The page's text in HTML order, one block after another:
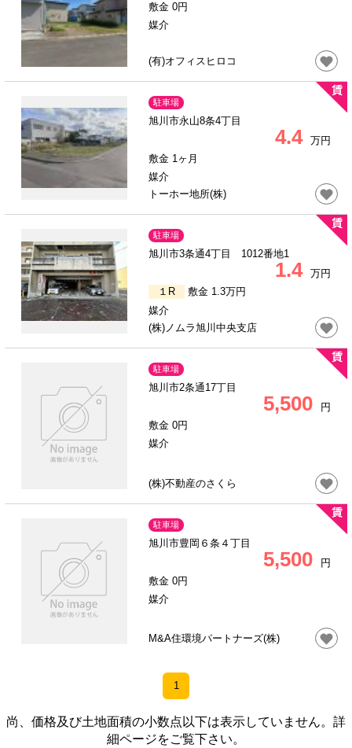
敷金 0円
媒介
(有)オフィスヒロコ
駐車場
旭川市永山8条4丁目
4.4 万円
敷金 1ヶ月
媒介
トーホー地所(株)
駐車場
旭川市3条通4丁目 1012番地1
1.4 万円
１R
敷金 1.3万円
媒介
(株)ノムラ旭川中央支店
駐車場
旭川市2条通17丁目
5,500
円
敷金 0円
媒介
(株)不動産のさくら
駐車場
旭川市豊岡６条４丁目
5,500
円
敷金 0円
媒介
M&A住環境パートナーズ(株)
1
尚、価格及び土地面積の小数点以下は表示していません。詳
細ページをご覧下さい。